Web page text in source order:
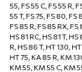
55, FS 55 C, FS 55 R,
55 T, FS 75, FS 80, FS
FS 85 R, FS 85 RX, FS
HS 81 RC, HS 81 T, HS
R, HS 86 T, HT 130, HT
HT 75, KA 85 R, KM
KM 55, KM 55 C, KM